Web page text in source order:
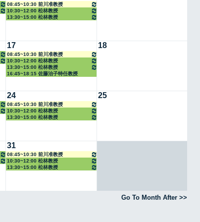
08:45~10:30 前川准教授
10:30~12:00 松林教授
13:30~15:00 松林教授
17
08:45~10:30 前川准教授
10:30~12:00 松林教授
13:30~15:00 松林教授
16:45~18:15 佐藤治子特任教授
18
24
08:45~10:30 前川准教授
10:30~12:00 松林教授
13:30~15:00 松林教授
25
31
08:45~10:30 前川准教授
10:30~12:00 松林教授
13:30~15:00 松林教授
Go To Month After >>